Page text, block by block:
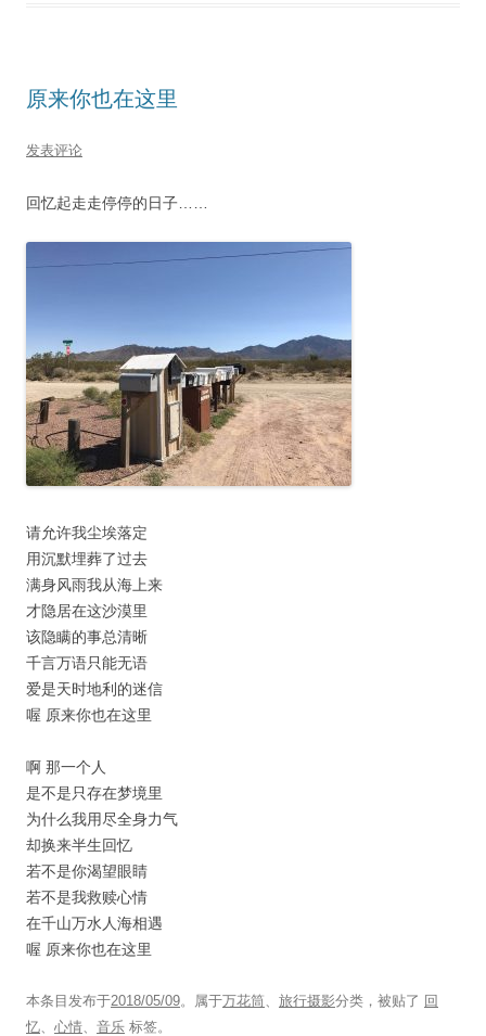
原来你也在这里
发表评论
回忆起走走停停的日子……
请允许我尘埃落定
用沉默埋葬了过去
满身风雨我从海上来
才隐居在这沙漠里
该隐瞒的事总清晰
千言万语只能无语
爱是天时地利的迷信
喔 原来你也在这里
啊 那一个人
是不是只存在梦境里
为什么我用尽全身力气
却换来半生回忆
若不是你渴望眼睛
若不是我救赎心情
在千山万水人海相遇
喔 原来你也在这里
本条目发布于2018/05/09。属于万花筒、 旅行摄影分类，被贴了 回
忆、 心情、 音乐 标签。